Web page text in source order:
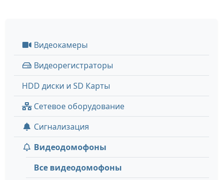
Видеокамеры
Видеорегистраторы
HDD диски и SD Карты
Сетевое оборудование
Сигнализация
Видеодомофоны
Все видеодомофоны